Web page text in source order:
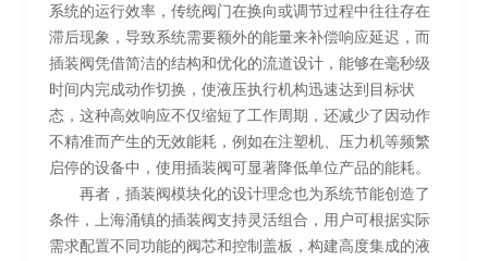
系统的运行效率，传统阀门在换向或调节过程中往往存在
滞后现象，导致系统需要额外的能量来补偿响应延迟，而
插装阀凭借简洁的结构和优化的流道设计，能够在毫秒级
时间内完成动作切换，使液压执行机构迅速达到目标状
态，这种高效响应不仅缩短了工作周期，还减少了因动作
不精准而产生的无效能耗，例如在注塑机、压力机等频繁
启停的设备中，使用插装阀可显著降低单位产品的能耗。
再者，插装阀模块化的设计理念也为系统节能创造了
条件，上海涌镇的插装阀支持灵活组合，用户可根据实际
需求配置不同功能的阀芯和控制盖板，构建高度集成的液